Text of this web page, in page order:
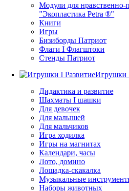
Модули для нравственно-
"Экопластика Petra ®"
Книги
Игры
Бизиборды Патриот
Флаги I Флагштоки
Стенды Патриот
Игрушки
Дидактика и развитие
Шахматы I шашки
Для девочек
Для малышей
Для мальчиков
Игра ходилка
Игры на магнитах
Календари, часы
Лото, домино
Лошадка-скакалка
Музыкальные
Наборы животных